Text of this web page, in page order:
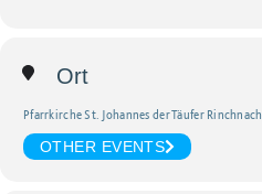
Ort
Pfarrkirche St. Johannes der Täufer Rinchnach
OTHER EVENTS